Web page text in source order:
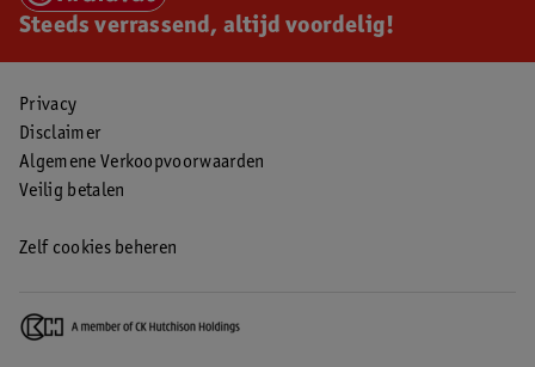
Steeds verrassend, altijd voordelig!
Privacy
Disclaimer
Algemene Verkoopvoorwaarden
Veilig betalen
Zelf cookies beheren